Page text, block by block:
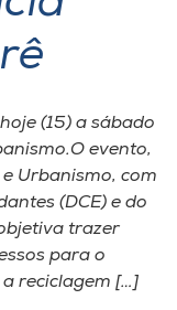
(15) a sábado
evento,
Urbanismo, com
(DCE) e do
trazer
para o
reciclagem […]